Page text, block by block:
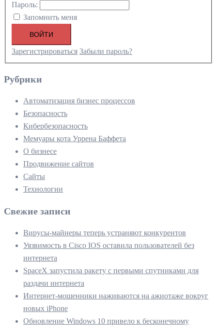
Пароль:
Запомнить меня
ВОЙТИ
Зарегистрироваться Забыли пароль?
Рубрики
Автоматизация бизнес процессов
Безопасность
Кибербезопасность
Мемуары кота Уррена Баффета
О бизнесе
Продвижение сайтов
Сайты
Технологии
Свежие записи
Вирусы-майнеры теперь устраняют конкурентов
Уязвимость в Cisco IOS оставила пользователей без
интернета
SpaceX запустила ракету с первыми спутниками для
раздачи интернета
Интернет-мошенники наживаются на ажиотаже вокруг
новых iPhone
Обновление Windows 10 привело к бесконечному